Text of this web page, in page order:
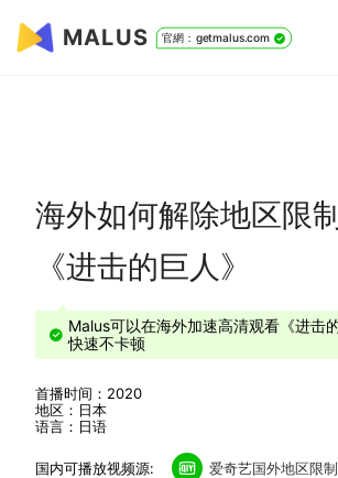
MALUS 官網：getmalus.com
海外如何解除地区限
《进击的巨人》
Malus可以在海外加速高清观看《进击
快速不卡顿
首播时间：2020
地区：日本
语言：日语
国内可播放视频源: 爱奇艺国外地区限制